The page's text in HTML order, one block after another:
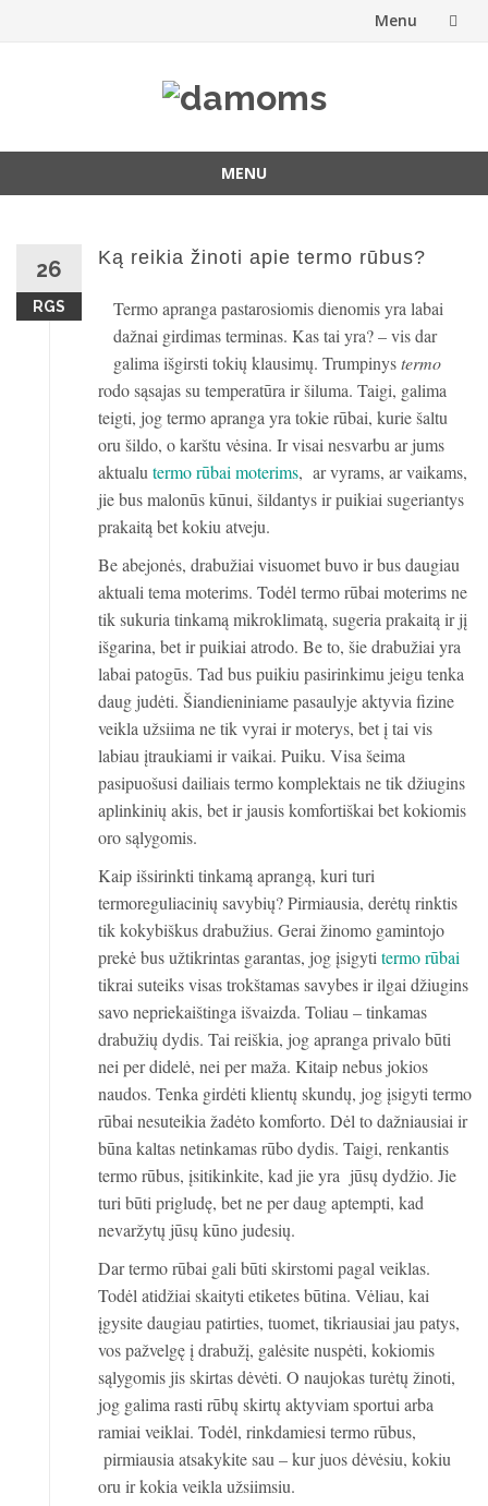
Menu
MENU
26
RGS
Ką reikia žinoti apie termo rūbus?
Termo apranga pastarosiomis dienomis yra labai
dažnai girdimas terminas. Kas tai yra? – vis dar
galima išgirsti tokių klausimų. Trumpinystermo
rodo sąsajas su temperatūra ir šiluma. Taigi, galima
teigti, jog termo apranga yra tokie rūbai, kurie šaltu
oru šildo, o karštu vėsina. Ir visai nesvarbu ar jums
aktualu termo rūbai moterims, ar vyrams, ar vaikams,
jie bus malonūs kūnui, šildantys ir puikiai sugeriantys
prakaitą bet kokiu atveju.
Be abejonės, drabužiai visuomet buvo ir bus daugiau
aktuali tema moterims. Todėl termo rūbai moterims ne
tik sukuria tinkamą mikroklimatą, sugeria prakaitą ir jį
išgarina, bet ir puikiai atrodo. Be to, šie drabužiai yra
labai patogūs. Tad bus puikiu pasirinkimu jeigu tenka
daug judėti. Šiandieniniame pasaulyje aktyvia fizine
veikla užsiima ne tik vyrai ir moterys, bet į tai vis
labiau įtraukiami ir vaikai. Puiku. Visa šeima
pasipuošusi dailiais termo komplektais ne tik džiugins
aplinkinių akis, bet ir jausis komfortiškai bet kokiomis
oro sąlygomis.
Kaip išsirinkti tinkamą aprangą, kuri turi
termoreguliacinių savybių? Pirmiausia, derėtų rinktis
tik kokybiškus drabužius. Gerai žinomo gamintojo
prekė bus užtikrintas garantas, jog įsigyti termo rūbai
tikrai suteiks visas trokštamas savybes ir ilgai džiugins
savo nepriekaištinga išvaizda. Toliau – tinkamas
drabužių dydis. Tai reiškia, jog apranga privalo būti
nei per didelė, nei per maža. Kitaip nebus jokios
naudos. Tenka girdėti klientų skundų, jog įsigyti termo
rūbai nesuteikia žadėto komforto. Dėl to dažniausiai ir
būna kaltas netinkamas rūbo dydis. Taigi, renkantis
termo rūbus, įsitikinkite, kad jie yra jūsų dydžio. Jie
turi būti prigludę, bet ne per daug aptempti, kad
nevaržytų jūsų kūno judesių.
Dar termo rūbai gali būti skirstomi pagal veiklas.
Todėl atidžiai skaityti etiketes būtina. Vėliau, kai
įgysite daugiau patirties, tuomet, tikriausiai jau patys,
vos pažvelgę į drabužį, galėsite nuspėti, kokiomis
sąlygomis jis skirtas dėvėti. O naujokas turėtų žinoti,
jog galima rasti rūbų skirtų aktyviam sportui arba
ramiai veiklai. Todėl, rinkdamiesi termo rūbus,
pirmiausia atsakykite sau – kur juos dėvėsiu, kokiu
oru ir kokia veikla užsiimsiu.